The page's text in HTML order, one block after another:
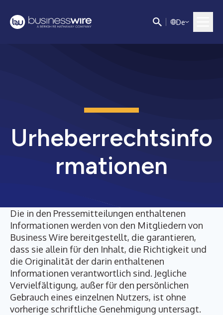
De
Urheberrechtsinfo
rmationen
Die in den Pressemitteilungen enthaltenen
Informationen werden von den Mitgliedern von
Business Wire bereitgestellt, die garantieren,
dass sie allein für den Inhalt, die Richtigkeit und
die Originalität der darin enthaltenen
Informationen verantwortlich sind. Jegliche
Vervielfältigung, außer für den persönlichen
Gebrauch eines einzelnen Nutzers, ist ohne
vorherige schriftliche Genehmigung untersagt.